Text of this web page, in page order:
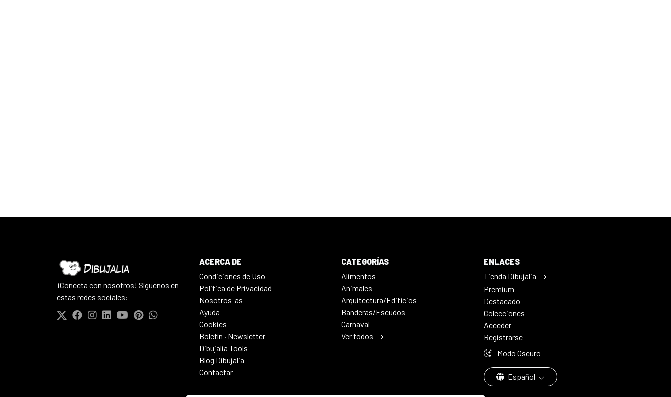
¡Conecta con nosotros! Síguenos en
estas redes sociales:
ACERCA DE
Condiciones de Uso
Politica de Privacidad
Nosotros-as
Ayuda
Cookies
Boletín · Newsletter
Dibujalia Tools
Blog Dibujalia
Contactar
CATEGORÍAS
Alimentos
Animales
Arquitectura/Edificios
Banderas/Escudos
Carnaval
Ver todos
ENLACES
Tienda Dibujalia
Premium
Destacado
Colecciones
Acceder
Registrarse
Modo Oscuro
Español